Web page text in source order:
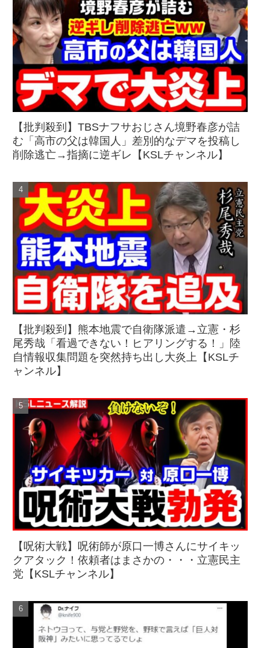
【批判殺到】TBSナフサおじさん境野春彦が詰
む「高市の父は韓国人」差別的なデマを投稿し
削除逃亡→指摘に逆ギレ【KSLチャンネル】
【批判殺到】熊本地震で自衛隊派遣→立憲・杉
尾秀哉「看過できない！ヒアリングする！」陸
自情報収集問題を突然持ち出し大炎上【KSLチ
ャンネル】
【呪術大戦】呪術師が原口一博さんにサイキッ
クアタック！依頼者はまさかの・・・立憲民主
党【KSLチャンネル】